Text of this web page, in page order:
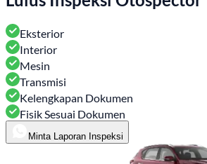
Eksterior
Interior
Mesin
Transmisi
Kelengkapan Dokumen
Fisik Sesuai Dokumen
Minta Laporan Inspeksi